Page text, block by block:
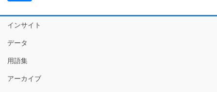
インサイト
データ
用語集
アーカイブ